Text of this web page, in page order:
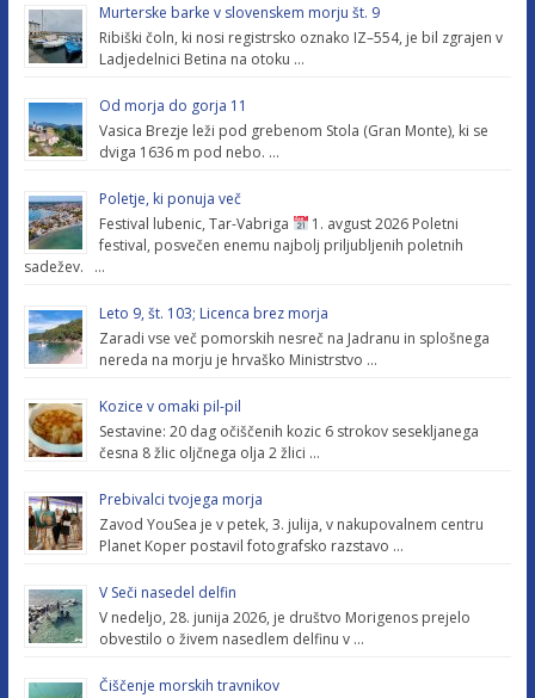
Murterske barke v slovenskem morju št. 9
Ribiški čoln, ki nosi registrsko oznako IZ–554, je bil zgrajen v
Ladjedelnici Betina na otoku …
Od morja do gorja 11
Vasica Brezje leži pod grebenom Stola (Gran Monte), ki se
dviga 1636 m pod nebo. …
Poletje, ki ponuja več
Festival lubenic, Tar-Vabriga
1. avgust 2026 Poletni
festival, posvečen enemu najbolj priljubljenih poletnih
sadežev. …
Leto 9, št. 103; Licenca brez morja
Zaradi vse več pomorskih nesreč na Jadranu in splošnega
nereda na morju je hrvaško Ministrstvo …
Kozice v omaki pil-pil
Sestavine: 20 dag očiščenih kozic 6 strokov sesekljanega
česna 8 žlic oljčnega olja 2 žlici …
Prebivalci tvojega morja
Zavod YouSea je v petek, 3. julija, v nakupovalnem centru
Planet Koper postavil fotografsko razstavo …
V Seči nasedel delfin
V nedeljo, 28. junija 2026, je društvo Morigenos prejelo
obvestilo o živem nasedlem delfinu v …
Čiščenje morskih travnikov